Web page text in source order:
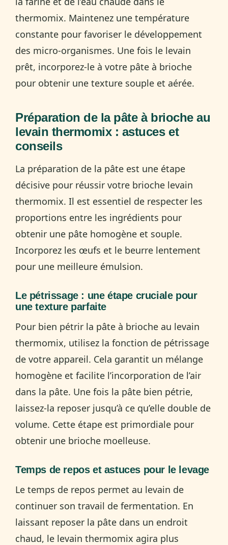
thermomix. Maintenez une température
constante pour favoriser le développement
des micro-organismes. Une fois le levain
prêt, incorporez-le à votre pâte à brioche
pour obtenir une texture souple et aérée.
Préparation de la pâte à brioche au
levain thermomix : astuces et
conseils
La préparation de la pâte est une étape
décisive pour réussir votre brioche levain
thermomix. Il est essentiel de respecter les
proportions entre les ingrédients pour
obtenir une pâte homogène et souple.
Incorporez les œufs et le beurre lentement
pour une meilleure émulsion.
Le pétrissage : une étape cruciale pour
une texture parfaite
Pour bien pétrir la pâte à brioche au levain
thermomix, utilisez la fonction de pétrissage
de votre appareil. Cela garantit un mélange
homogène et facilite l’incorporation de l’air
dans la pâte. Une fois la pâte bien pétrie,
laissez-la reposer jusqu’à ce qu’elle double de
volume. Cette étape est primordiale pour
obtenir une brioche moelleuse.
Temps de repos et astuces pour le levage
Le temps de repos permet au levain de
continuer son travail de fermentation. En
laissant reposer la pâte dans un endroit
chaud, le levain thermomix agira plus